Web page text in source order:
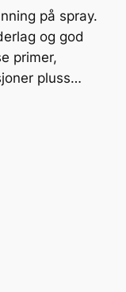
på spray.
og god
primer,
pluss…